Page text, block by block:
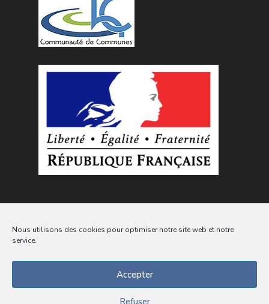
Nous utilisons des cookies pour optimiser notre site web et notre
service.
Accepter
Refuser
Suivez l'actualité de la commune sur les